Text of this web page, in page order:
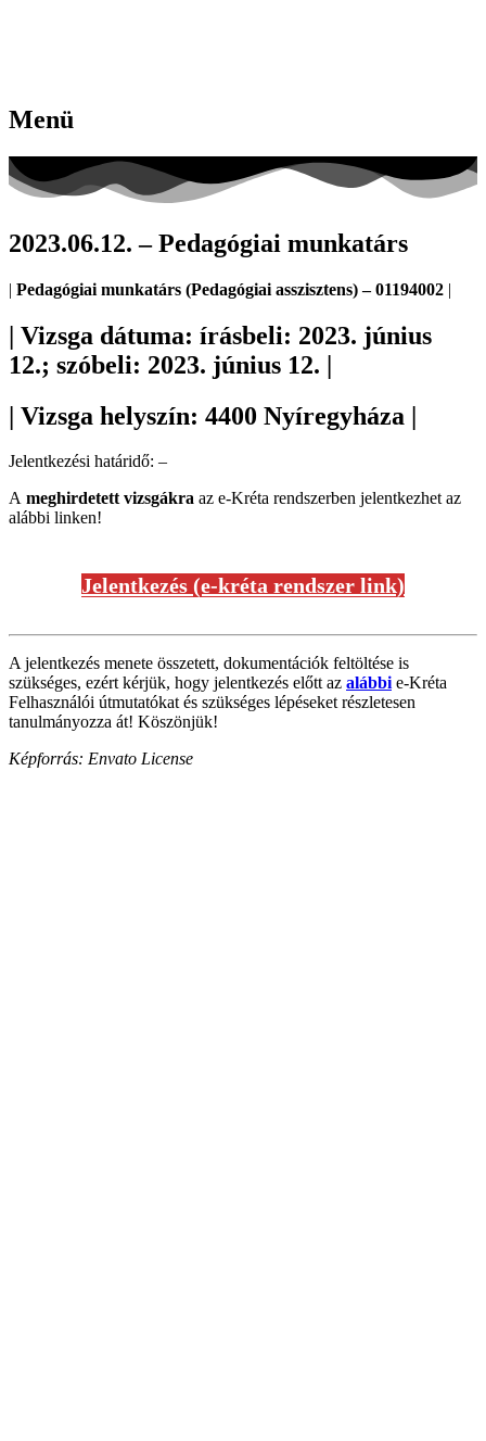
Menü
2023.06.12. – Pedagógiai munkatárs
| Pedagógiai munkatárs (Pedagógiai asszisztens) – 01194002 |
| Vizsga dátuma: írásbeli: 2023. június
12.; szóbeli: 2023. június 12. |
| Vizsga helyszín: 4400 Nyíregyháza |
Jelentkezési határidő: –
A meghirdetett vizsgákra az e-Kréta rendszerben jelentkezhet az
alábbi linken!
Jelentkezés (e-kréta rendszer link)
A jelentkezés menete összetett, dokumentációk feltöltése is
szükséges, ezért kérjük, hogy jelentkezés előtt az alábbie-Kréta
Felhasználói útmutatókat és szükséges lépéseket részletesen
tanulmányozza át! Köszönjük!
Képforrás: Envato License